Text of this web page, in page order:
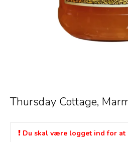
Thursday Cottage,
Du skal være logget ind for